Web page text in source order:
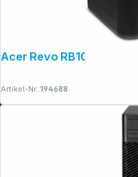
Acer
Artikel-Nr.:194688